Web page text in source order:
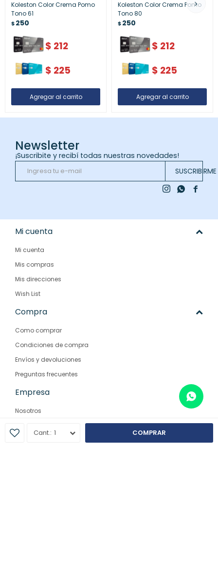
1 COMPRAR
Koleston Color Crema Pomo
Tono 61
$250
$ 212
$ 225
Koleston Color Crema Pomo
Tono 80
$250
$ 212
$ 225
Newsletter
¡Suscribite y recibí todas nuestras novedades!
SUSCRIBIRME

 
Mi cuenta
Mi cuenta
Mis compras
Mis direcciones
Wish List
Compra
Como comprar
Condiciones de compra
Envíos y devoluciones
Preguntas frecuentes
Empresa
Nosotros